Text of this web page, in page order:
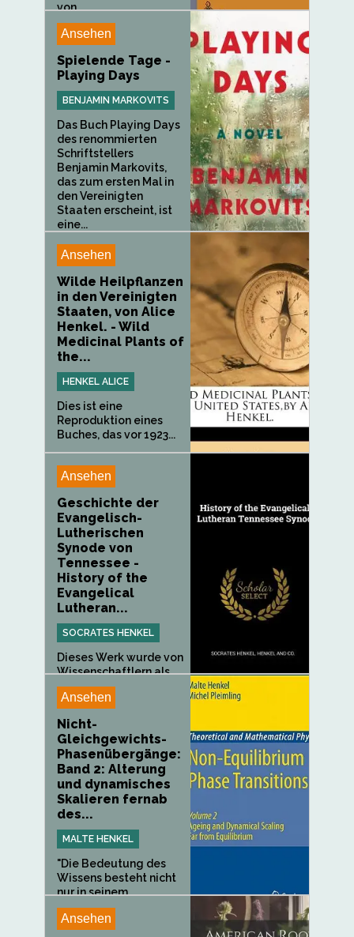
von...
Ansehen
Spielende Tage -
Playing Days
BENJAMIN MARKOVITS
Das Buch Playing Days
des renommierten
Schriftstellers
Benjamin Markovits,
das zum ersten Mal in
den Vereinigten
Staaten erscheint, ist
eine...
Ansehen
Wilde Heilpflanzen
in den Vereinigten
Staaten, von Alice
Henkel. - Wild
Medicinal Plants of
the...
HENKEL ALICE
Dies ist eine
Reproduktion eines
Buches, das vor 1923...
Ansehen
Geschichte der
Evangelisch-
Lutherischen
Synode von
Tennessee -
History of the
Evangelical
Lutheran...
SOCRATES HENKEL
Dieses Werk wurde von
Wissenschaftlern als...
Ansehen
Nicht-
Gleichgewichts-
Phasenübergänge:
Band 2: Alterung
und dynamisches
Skalieren fernab
des...
MALTE HENKEL
"Die Bedeutung des
Wissens besteht nicht
nur in seinem...
Ansehen